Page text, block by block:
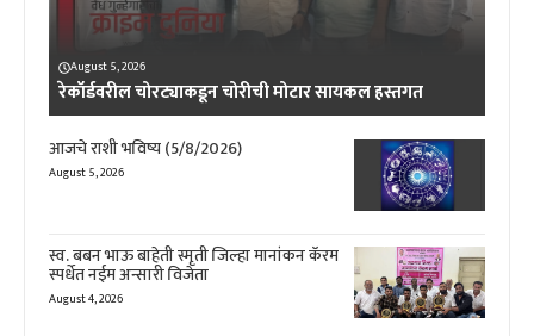
August 5, 2026
रेकॉर्डवरील चोरट्याकडून चोरीची मोटार सायकल हस्तगत
आजचे राशी भविष्य (5/8/2026)
August 5, 2026
स्व. बबन भाऊ बाहेती स्मृती जिल्हा मानांकन कॅरम
स्पर्धेत नईम अन्सारी विजेता
August 4, 2026